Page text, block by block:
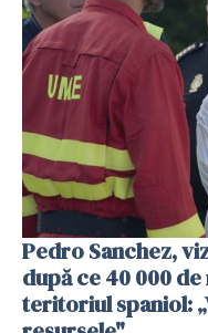
Pedro Sanchez,
după ce 40 000
teritoriul spaniol: